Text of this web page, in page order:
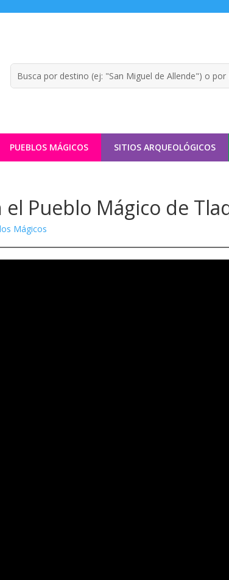
PUEBLOS MÁGICOS SITIOS ARQUEOLÓGICOS
el Pueblo Mágico de
Mágicos